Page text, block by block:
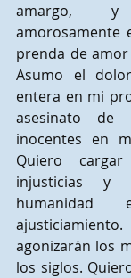
amargo,
amorosamente
prenda de
Asumo el
entera en mi
asesinato de
inocentes en
Quiero
injusticias y
agonizarán los
los siglos.